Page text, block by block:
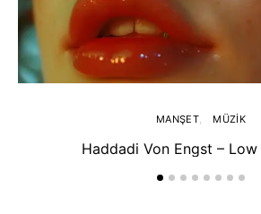
MANŞET MÜZIK
Haddadi Von Engst – Low